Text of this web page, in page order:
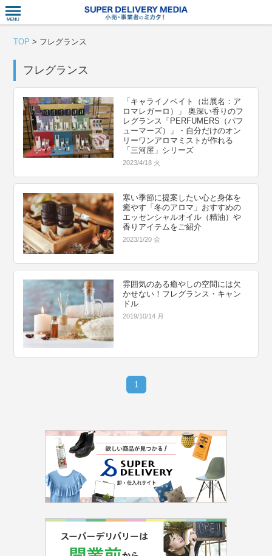
TOP > フレグランス
フレグランス
「キャライノベイト（出展名：ア
ロマレガーロ）」 奥深い香りのフ
レグランス「PERFUMERS（パフ
ューマーズ）」・自分だけのオン
リーワンアロマミストが作れる
「三河屋」シリーズ
2023/4/18 火
寒い季節に提案したい心と身体を
癒やす「冬のアロマ」おすすめの
エッセンシャルオイル（精油）や
香りアイテムをご紹介
2023/1/20 金
雰囲気のある癒やしの空間には欠
かせない！フレグランス・キャン
ドル
2019/10/14 月
1